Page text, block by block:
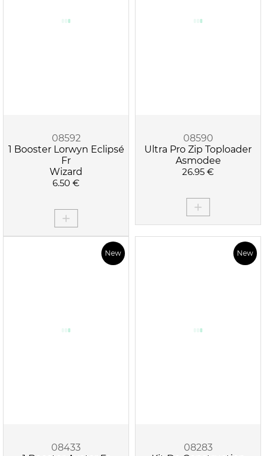
08592
1 Booster Lorwyn Eclipsé
Fr
Wizard
6.50 €
08590
Ultra Pro Zip Toploader
Asmodee
26.95 €
New
08433
New
08283